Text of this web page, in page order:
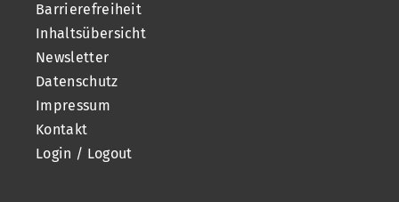
Barrierefreiheit
Inhaltsübersicht
Newsletter
Datenschutz
Impressum
Kontakt
Login / Logout